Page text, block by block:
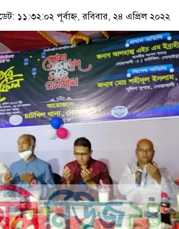
১১:৩২:০২ পূর্বাহ্ন, রবিবার, ২৪ এপ্রিল ২০২২